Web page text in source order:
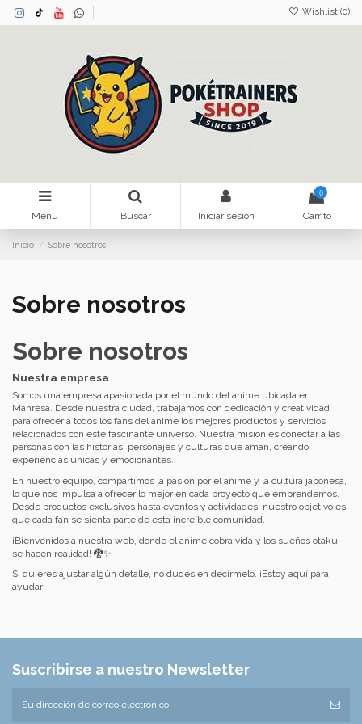
Wishlist (0)
Menu Buscar Iniciar sesión
0
Carrito
Inicio Sobre nosotros
Sobre nosotros
Sobre nosotros
Nuestra empresa
Somos una empresa apasionada por el mundo del anime ubicada en
Manresa. Desde nuestra ciudad, trabajamos con dedicación y creatividad
para ofrecer a todos los fans del anime los mejores productos y servicios
relacionados con este fascinante universo. Nuestra misión es conectar a las
personas con las historias, personajes y culturas que aman, creando
experiencias únicas y emocionantes.
En nuestro equipo, compartimos la pasión por el anime y la cultura japonesa,
lo que nos impulsa a ofrecer lo mejor en cada proyecto que emprendemos.
Desde productos exclusivos hasta eventos y actividades, nuestro objetivo es
que cada fan se sienta parte de esta increíble comunidad.
¡Bienvenidos a nuestra web, donde el anime cobra vida y los sueños otaku
se hacen realidad! 🐉✨
Si quieres ajustar algún detalle, no dudes en decírmelo. ¡Estoy aquí para
ayudar!
Suscribirse a nuestro Newsletter